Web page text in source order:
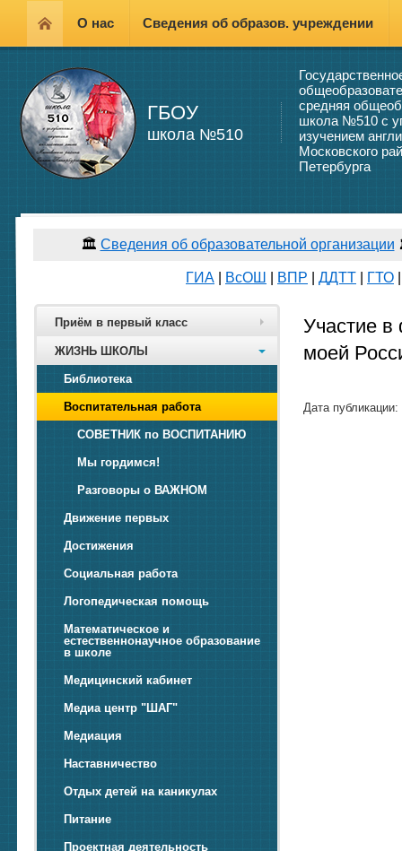
О нас Сведения об образов. учреждении
ГБОУ
школа №510
средняя
школа №510 с
изучением
Московского
Петербурга
🏛️ Сведения об образовательной организации
ГИА ВсОШ ВПР ДДТТ ГТО
Приём в первый класс
ЖИЗНЬ ШКОЛЫ
Библиотека
Воспитательная работа
СОВЕТНИК по ВОСПИТАНИЮ
Мы гордимся!
Разговоры о ВАЖНОМ
Движение первых
Достижения
Социальная работа
Логопедическая помощь
Математическое и
естественнонаучное образование
в школе
Медицинский кабинет
Медиа центр "ШАГ"
Медиация
Наставничество
Отдых детей на каникулах
Питание
Проектная деятельность
Участие
моей
Дата